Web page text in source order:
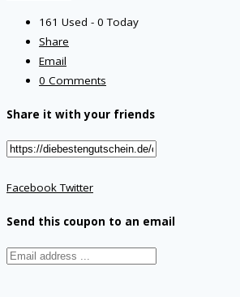
161 Used - 0 Today
Share
Email
0 Comments
Share it with your friends
FacebookTwitter
Send this coupon to an email